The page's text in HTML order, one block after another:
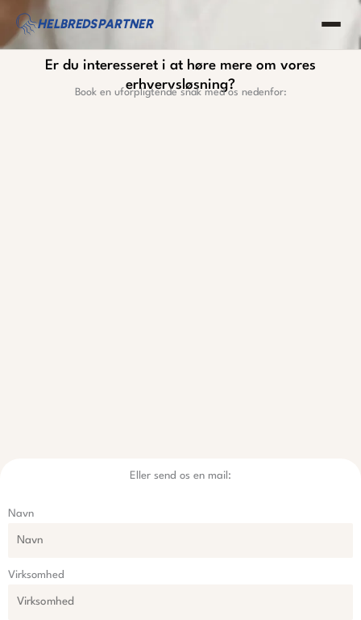
indholdet
HELBREDSPARTNER
Er du interesseret i at høre mere om vores
erhvervsløsning?
Book en uforpligtende snak med os nedenfor:
Eller send os en mail:
Navn
Virksomhed